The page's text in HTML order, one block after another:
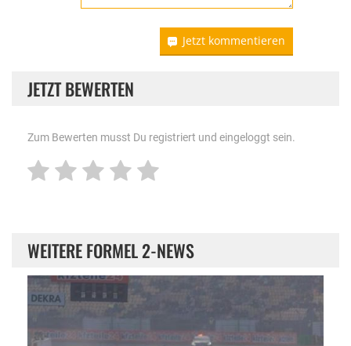
Jetzt kommentieren
JETZT BEWERTEN
Zum Bewerten musst Du registriert und eingeloggt sein.
WEITERE FORMEL 2-NEWS